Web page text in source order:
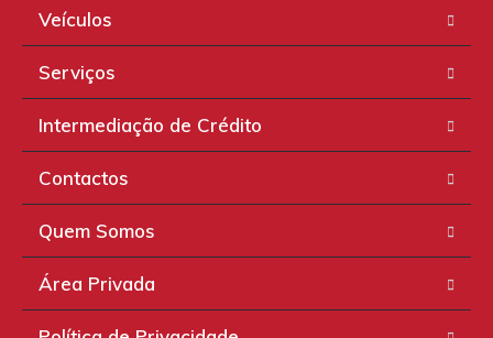
Veículos
Serviços
Intermediação de Crédito
Contactos
Quem Somos
Área Privada